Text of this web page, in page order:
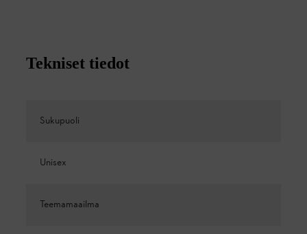
Tekniset tiedot
Sukupuoli
Unisex
Teemamaailma